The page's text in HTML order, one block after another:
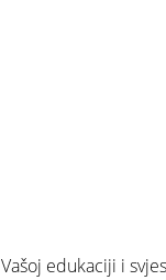
edukaciji i